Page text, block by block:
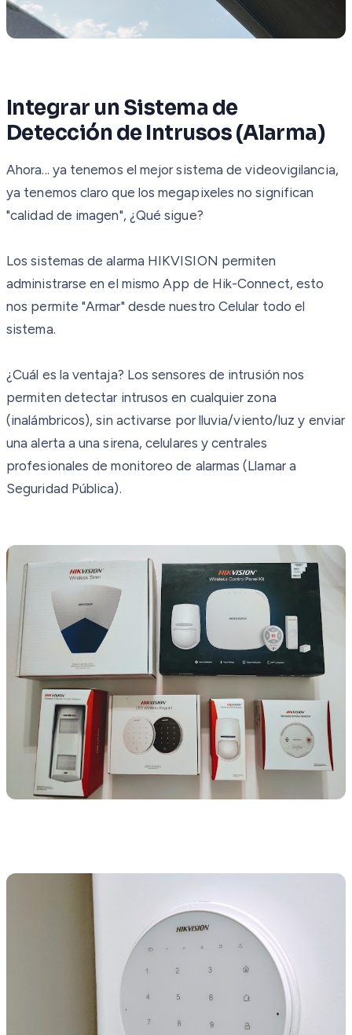
Integrar un Sistema de
Detección de Intrusos (Alarma)
Ahora... ya tenemos el mejor sistema de videovigilancia,
ya tenemos claro que los megapixeles no significan
"calidad de imagen", ¿Qué sigue?
Los sistemas de alarma HIKVISION permiten
administrarse en el mismo App de Hik-Connect, esto
nos permite "Armar" desde nuestro Celular todo el
sistema.
¿Cuál es la ventaja? Los sensores de intrusión nos
permiten detectar intrusos en cualquier zona
(inalámbricos), sin activarse por lluvia/viento/luz y enviar
una alerta a una sirena, celulares y centrales
profesionales de monitoreo de alarmas (Llamar a
Seguridad Pública).